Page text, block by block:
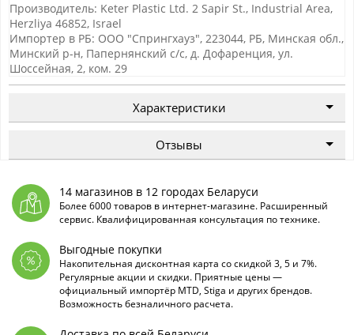
Производитель: Keter Plastic Ltd. 2 Sapir St., Industrial Area,
Herzliya 46852, Israel
Импортер в РБ: ООО "Спрингхауз", 223044, РБ, Минская обл.,
Минский р-н, Папернянский с/с, д. Дофаренция, ул.
Шоссейная, 2, ком. 29
Характеристики
Отзывы
14 магазинов в 12 городах Беларуси
Более 6000 товаров в интернет-магазине. Расширенный
сервис. Квалифицированная консультация по технике.
Выгодные покупки
Накопительная дисконтная карта со скидкой 3, 5 и 7%.
Регулярные акции и скидки. Приятные цены —
официальный импортёр MTD, Stiga и других брендов.
Возможность безналичного расчета.